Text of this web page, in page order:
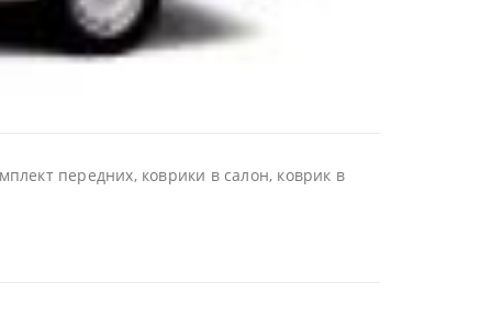
передних, коврики в салон, коврик в